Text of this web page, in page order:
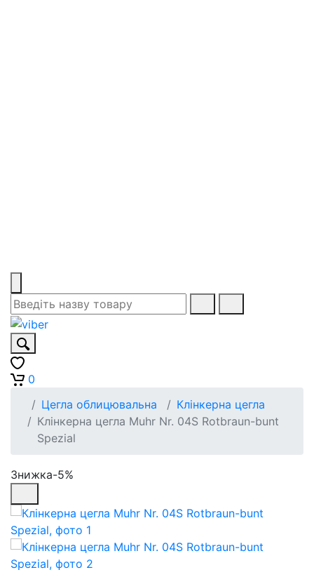
0
Цегла облицювальна
Клінкерна цегла
Клінкерна цегла Muhr Nr. 04S Rotbraun-bunt
Spezial
Знижка-5%